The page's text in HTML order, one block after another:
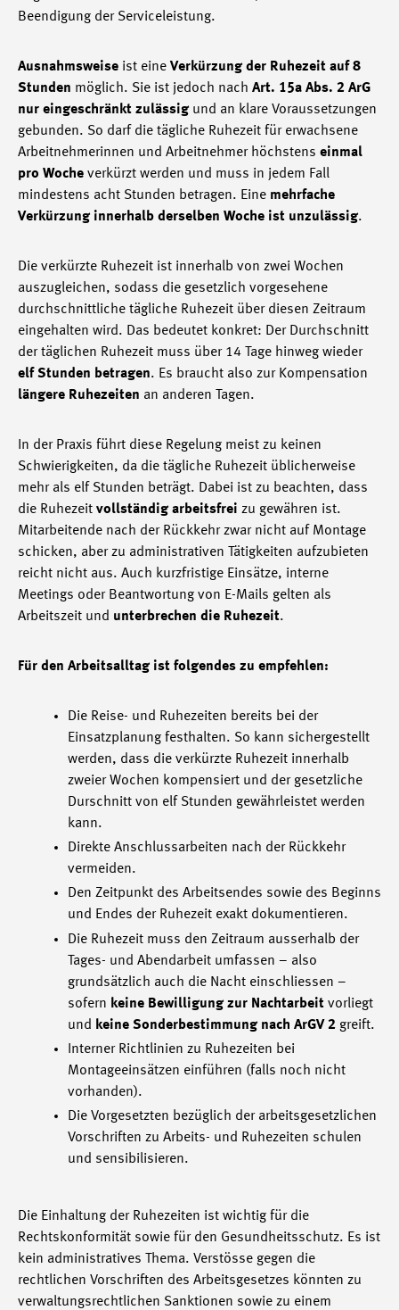
Beendigung der Serviceleistung.
Ausnahmsweise ist eine Verkürzung der Ruhezeit auf 8
Stunden möglich. Sie ist jedoch nach Art. 15a Abs. 2 ArG
nur eingeschränkt zulässig und an klare Voraussetzungen
gebunden. So darf die tägliche Ruhezeit für erwachsene
Arbeitnehmerinnen und Arbeitnehmer höchstens einmal
pro Woche verkürzt werden und muss in jedem Fall
mindestens acht Stunden betragen. Eine mehrfache
Verkürzung innerhalb derselben Woche ist unzulässig.
Die verkürzte Ruhezeit ist innerhalb von zwei Wochen
auszugleichen, sodass die gesetzlich vorgesehene
durchschnittliche tägliche Ruhezeit über diesen Zeitraum
eingehalten wird. Das bedeutet konkret: Der Durchschnitt
der täglichen Ruhezeit muss über 14 Tage hinweg wieder
elf Stunden betragen. Es braucht also zur Kompensation
längere Ruhezeiten an anderen Tagen.
In der Praxis führt diese Regelung meist zu keinen
Schwierigkeiten, da die tägliche Ruhezeit üblicherweise
mehr als elf Stunden beträgt. Dabei ist zu beachten, dass
die Ruhezeit vollständig arbeitsfrei zu gewähren ist.
Mitarbeitende nach der Rückkehr zwar nicht auf Montage
schicken, aber zu administrativen Tätigkeiten aufzubieten
reicht nicht aus. Auch kurzfristige Einsätze, interne
Meetings oder Beantwortung von E-Mails gelten als
Arbeitszeit und unterbrechen die Ruhezeit.
Für den Arbeitsalltag ist folgendes zu empfehlen:
Die Reise- und Ruhezeiten bereits bei der
Einsatzplanung festhalten. So kann sichergestellt
werden, dass die verkürzte Ruhezeit innerhalb
zweier Wochen kompensiert und der gesetzliche
Durschnitt von elf Stunden gewährleistet werden
kann.
Direkte Anschlussarbeiten nach der Rückkehr
vermeiden.
Den Zeitpunkt des Arbeitsendes sowie des Beginns
und Endes der Ruhezeit exakt dokumentieren.
Die Ruhezeit muss den Zeitraum ausserhalb der
Tages- und Abendarbeit umfassen – also
grundsätzlich auch die Nacht einschliessen –
sofern keine Bewilligung zur Nachtarbeit vorliegt
und keine Sonderbestimmung nach ArGV 2 greift.
Interner Richtlinien zu Ruhezeiten bei
Montageeinsätzen einführen (falls noch nicht
vorhanden).
Die Vorgesetzten bezüglich der arbeitsgesetzlichen
Vorschriften zu Arbeits- und Ruhezeiten schulen
und sensibilisieren.
Die Einhaltung der Ruhezeiten ist wichtig für die
Rechtskonformität sowie für den Gesundheitsschutz. Es ist
kein administratives Thema. Verstösse gegen die
rechtlichen Vorschriften des Arbeitsgesetzes könnten zu
verwaltungsrechtlichen Sanktionen sowie zu einem